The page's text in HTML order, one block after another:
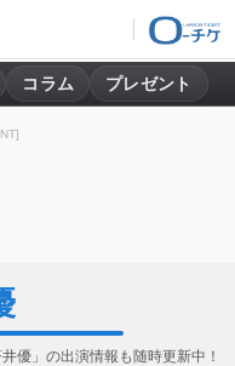
コラム プレゼント
優」の出演情報も随時更新中！